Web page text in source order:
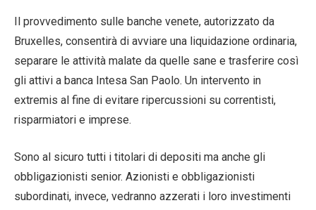
Il provvedimento sulle banche venete, autorizzato da
Bruxelles, consentirà di avviare una liquidazione ordinaria,
separare le attività malate da quelle sane e trasferire così
gli attivi a banca Intesa San Paolo. Un intervento in
extremis al fine di evitare ripercussioni su correntisti,
risparmiatori e imprese.
Sono al sicuro tutti i titolari di depositi ma anche gli
obbligazionisti senior. Azionisti e obbligazionisti
subordinati, invece, vedranno azzerati i loro investimenti